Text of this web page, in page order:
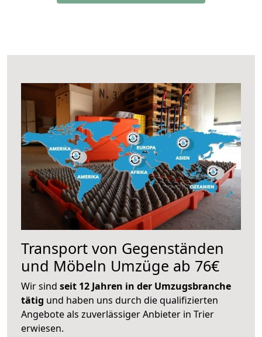
Transport von Gegenständen
und Möbeln Umzüge ab 76€
Wir sind seit 12 Jahren in der Umzugsbranche
tätig und haben uns durch die qualifizierten
Angebote als zuverlässiger Anbieter in Trier
erwiesen.